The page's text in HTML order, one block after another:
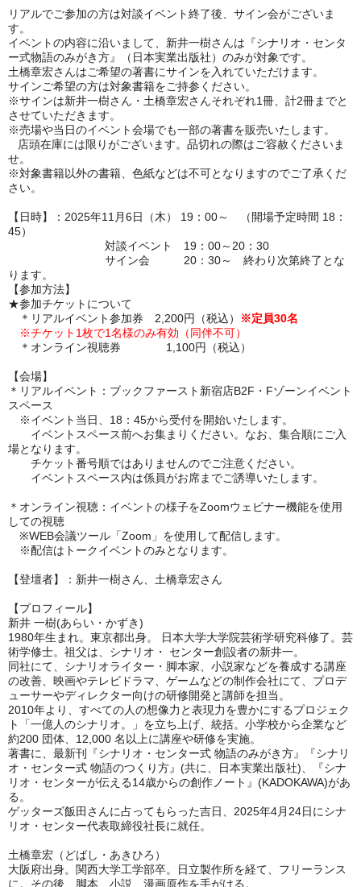
リアルでご参加の方は対談イベント終了後、サイン会がございま
す。
イベントの内容に沿いまして、新井一樹さんは『シナリオ・センタ
ー式物語のみがき方』（日本実業出版社）のみが対象です。
土橋章宏さんはご希望の著書にサインを入れていただけます。
サインご希望の方は対象書籍をご持参ください。
※サインは新井一樹さん・土橋章宏さんそれぞれ1冊、計2冊までと
させていただきます。
※売場や当日のイベント会場でも一部の著書を販売いたします。
店頭在庫には限りがございます。品切れの際はご容赦くださいま
せ。
※対象書籍以外の書籍、色紙などは不可となりますのでご了承くだ
さい。
【日時】：2025年11月6日（木） 19：00～ （開場予定時間 18：
45）
対談イベント 19：00～ 20：30
サイン会 20：30～
終わり次第終了とな
ります。
【参加方法】
★参加チケットについて
＊リアルイベント参加券 2,200円（税込）
※定員30名
※チケット1枚で1名様のみ有効（同伴不可）
＊オンライン視聴券 1,100円（税込）
【会場】
＊ リアルイベント：ブックファースト新宿店B2F・Fゾーンイベント
スペース
※イベント当日、18：45から受付を開始いたします。
イベントスペース前へお集まりください。 なお、集合順にご入
場となります。
チケット番号順ではありませんのでご注意ください。
イベントスペース内は係員がお席までご誘導いたします。
＊ オンライン視聴：イベントの様子をZoomウェビナー機能を使用
しての視聴
※WEB会議ツール「Zoom」を使用して配信します。
※配信はトークイベントのみとなります。
【登壇者】：新井一樹さん、土橋章宏さん
【プロフィール】
新井 一樹(あらい・かずき)
1980年生まれ。東京都出身。 日本大学大学院芸術学研究科修了。芸
術学修士。祖父は、シナリオ・ センター創設者の新井一。
同社にて、シナリオライター・脚本家、小説家などを養成する講座
の改善、映画やテレビドラマ、ゲームなどの制作会社にて、プロデ
ューサーやディレクター向けの研修開発と講師を担当。
2010年より、すべての人の想像力と表現力を豊かにするプロジェク
ト「一億人のシナリオ。」を立ち上げ、統括。小学校から企業など
約200 団体、12,000 名以上に講座や研修を実施。
著書に、最新刊『シナリオ・センター式 物語のみがき方』『シナリ
オ・センター式 物語のつくり方』(共に、日本実業出版社)、『シナ
リオ・センターが伝える14歳からの創作ノート』(KADOKAWA)があ
る。
ゲッターズ飯田さんに占ってもらった吉日、2025年4月24日にシナ
リオ・センター代表取締役社長に就任。
土橋章宏（どばし・あきひろ）
大阪府出身。関西大学工学部卒。日立製作所を経て、フリーランス
に。その後、脚本、小説、漫画原作を手がける。